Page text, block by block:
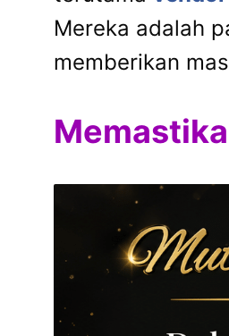
Mereka adalah
memberikan